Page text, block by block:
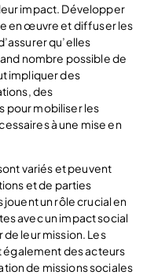
impact. Développer
en œuvre et diffuser les
qu’elles
nombre possible de
impliquer des
des
pour mobiliser les
à une mise en
variés et peuvent
et de parties
un rôle crucial en
avec un impact social
leur mission. Les
également des acteurs
de missions sociales